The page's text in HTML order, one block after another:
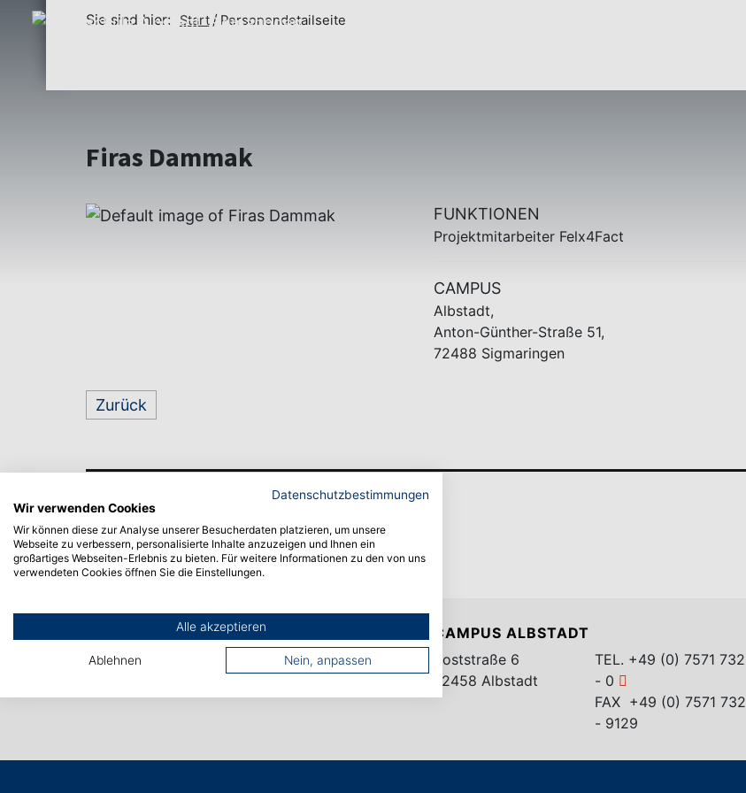
Sie sind hier: Start Personendetailseite
Firas Dammak
FUNKTIONEN
Projektmitarbeiter Felx4Fact
CAMPUS
Albstadt,
Anton-Günther-Straße 51,
72488 Sigmaringen
Zurück
CAMPUS ALBSTADT
Poststraße 6
72458 Albstadt
TEL. +49 (0) 7571 732
- 0
FAX +49 (0) 7571 732
- 9129
Datenschutzbestimmungen
Wir verwenden Cookies
Wir können diese zur Analyse unserer Besucherdaten platzieren, um unsere
Webseite zu verbessern, personalisierte Inhalte anzuzeigen und Ihnen ein
großartiges Webseiten-Erlebnis zu bieten. Für weitere Informationen zu den von uns
verwendeten Cookies öffnen Sie die Einstellungen.
Alle akzeptieren
Ablehnen Nein, anpassen